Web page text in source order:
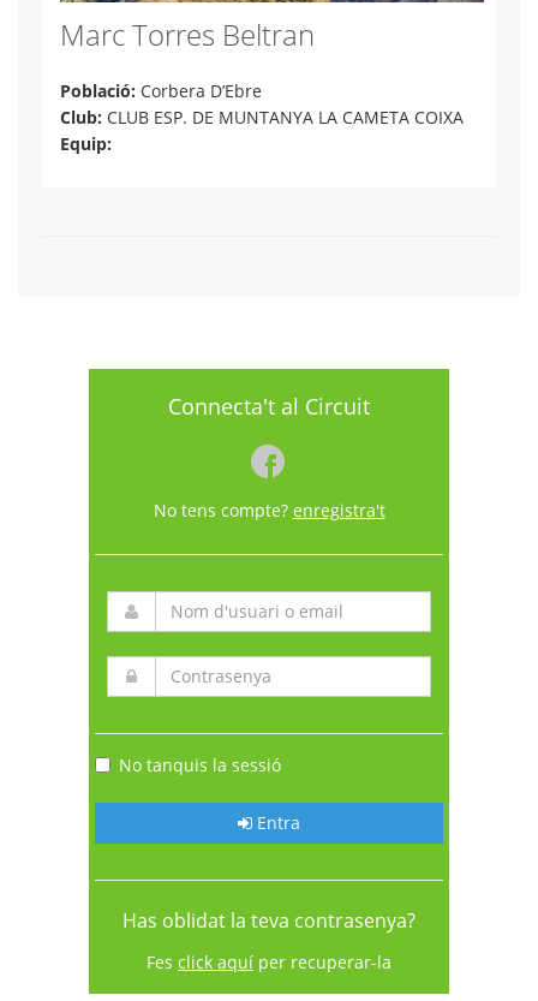
Marc Torres Beltran
Població: Corbera D’Ebre
Club: CLUB ESP. DE MUNTANYA LA CAMETA COIXA
Equip:
Connecta't al Circuit
No tens compte? enregistra't
No tanquis la sessió
Entra
Has oblidat la teva contrasenya?
Fes click aquí per recuperar-la